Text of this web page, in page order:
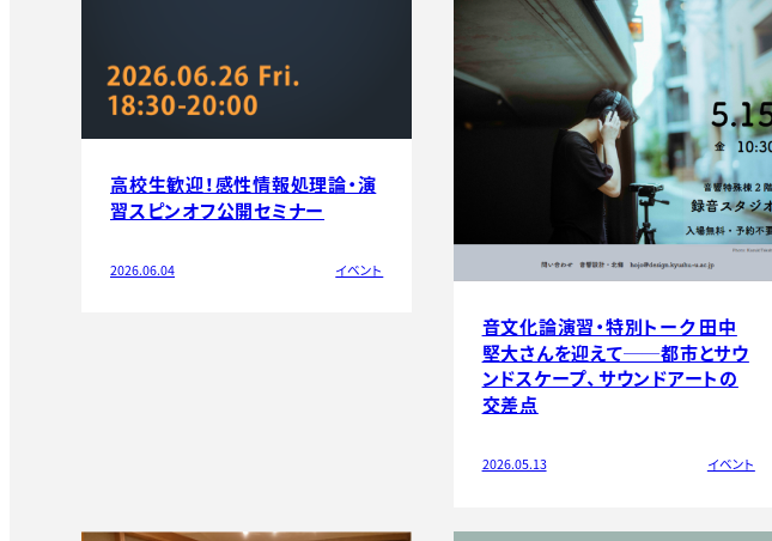
高校生歓迎！感性情報処理論・演
習スピンオフ公開セミナー
2026.06.04 イベント
音文化論演習・特別トーク 田中
堅大さんを迎えて──都市とサウ
ンドスケープ、サウンドアートの
交差点
2026.05.13 イベント